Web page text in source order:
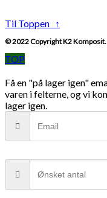
Til Toppen ↑
© 2022 Copyright K2 Komposit.
TOP
Få en "på lager igen"
varen i felterne, og vi
lager igen.